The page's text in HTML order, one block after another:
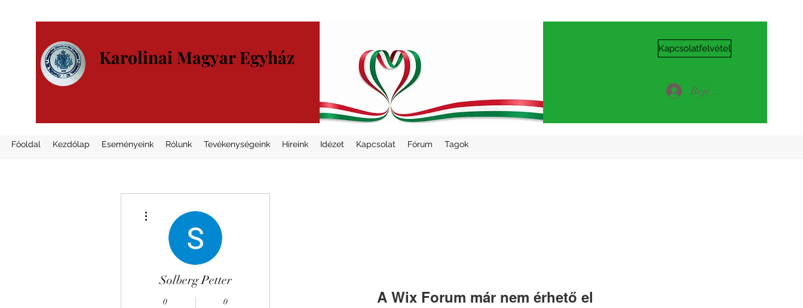
Karolinai Magyar Egyház Kapcsolatfelvétel
Bejelentkezés
Főoldal Kezdőlap Eseményeink Rólunk Tevékenységeink Híreink Idézet Kapcsolat Fórum Tagok
A Wix Forum már nem érhető el
Solberg Petter
0 0